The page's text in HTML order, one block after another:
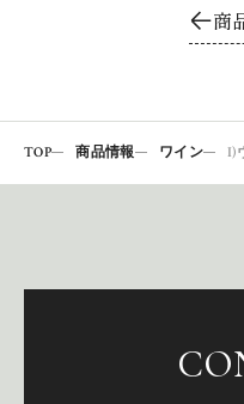
商
TOP 商品情報 ワイン I)